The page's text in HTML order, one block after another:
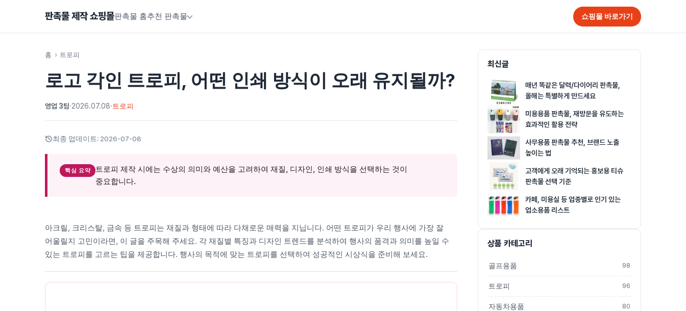
판촉물 제작 쇼핑몰판촉물 홈추천 판촉물 쇼핑몰 바로가기
홈 › 트로피
로고 각인 트로피, 어떤 인쇄 방식이 오래 유지될까?
영업 3팀·2026.07.08·트로피
최종 업데이트: 2026-07-08
핵심 요약
트로피 제작 시에는 수상의 의미와 예산을 고려하여 재질, 디자인, 인쇄 방식을 선택하는 것이
중요합니다.
아크릴, 크리스탈, 금속 등 트로피는 재질과 형태에 따라 다채로운 매력을 지닙니다. 어떤 트로피가 우리 행사에 가장 잘
어울릴지 고민이라면, 이 글을 주목해 주세요. 각 재질별 특징과 디자인 트렌드를 분석하여 행사의 품격과 의미를 높일 수
있는 트로피를 고르는 팁을 제공합니다. 행사의 목적에 맞는 트로피를 선택하여 성공적인 시상식을 준비해 보세요.
최신글
매년 똑같은 달력/다이어리 판촉물,
올해는 특별하게 만드세요
미용용품 판촉물, 재방문을 유도하는
효과적인 활용 전략
사무용품 판촉물 추천, 브랜드 노출
높이는 법
고객에게 오래 기억되는 홍보용 티슈
판촉물 선택 기준
카페, 미용실 등 업종별로 인기 있는
업소용품 리스트
상품 카테고리
골프용품 98
트로피 96
자동차용품 80